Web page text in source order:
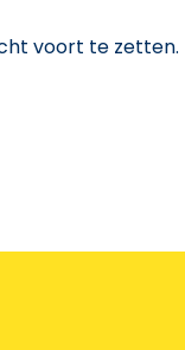
voort te zetten.